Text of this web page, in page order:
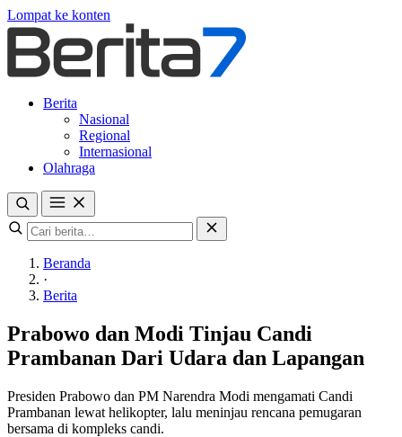
Lompat ke konten
Berita
Nasional
Regional
Internasional
Olahraga
Beranda
·
Berita
Prabowo dan Modi Tinjau Candi
Prambanan Dari Udara dan Lapangan
Presiden Prabowo dan PM Narendra Modi mengamati Candi
Prambanan lewat helikopter, lalu meninjau rencana pemugaran
bersama di kompleks candi.